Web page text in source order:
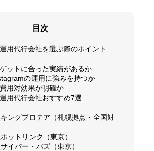
目次
用代行会社を選ぶ際のポイント
ットに合った実績があるか
の運用に強みを持つか
用対効果が明確か
用代行会社おすすめ7選
ングプロテア（札幌拠点・全国対
ットリンク（東京）
イバー・バズ（東京）